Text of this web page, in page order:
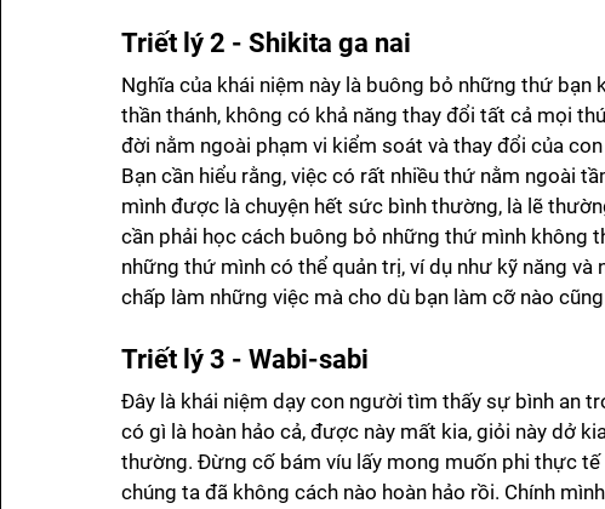
Triết lý 2 - Shikita ga nai
Nghĩa của khái niệm này là buông bỏ những thứ bạn
thần thánh, không có khả năng thay đổi tất cả mọi
đời nằm ngoài phạm vi kiểm soát và thay đổi của
Bạn cần hiểu rằng, việc có rất nhiều thứ nằm ngoài
mình được là chuyện hết sức bình thường, là lẽ
cần phải học cách buông bỏ những thứ mình không
những thứ mình có thể quản trị, ví dụ như kỹ năng
chấp làm những việc mà cho dù bạn làm cỡ nào
Triết lý 3 - Wabi-sabi
Đây là khái niệm dạy con người tìm thấy sự bình an
có gì là hoàn hảo cả, được này mất kia, giỏi này dở
thường. Đừng cố bám víu lấy mong muốn phi thực
chúng ta đã không cách nào hoàn hảo rồi. Chính